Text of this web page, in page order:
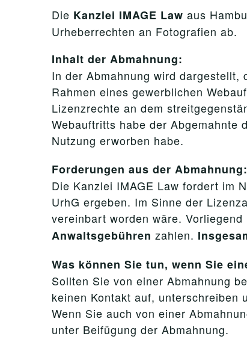
Die Kanzlei IMAGE Law aus
Urheberrechten an Fotografien ab.
Inhalt der Abmahnung:
In der Abmahnung wird dargestellt,
Rahmen eines gewerblichen
Lizenzrechte an dem
Webauftritts habe der Abgemahnte
Nutzung erworben habe.
Forderungen aus der Abmahnung:
Die Kanzlei IMAGE Law fordert im
UrhG ergeben. Im Sinne der
vereinbart worden wäre.
Anwaltsgebühren zahlen.
Was können Sie tun, wenn Sie
Sollten Sie von einer Abmahnung
keinen Kontakt auf, unterschreiben
Wenn Sie auch von einer
unter Beifügung der Abmahnung.